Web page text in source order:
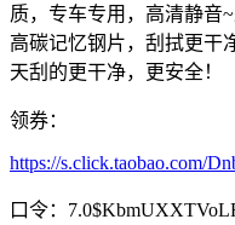
质，专车专用，高清静音
高碳记忆钢片，刮拭更干
天刮的更干净，更安全！
领券：
https://s.click.taobao.com/
口令：